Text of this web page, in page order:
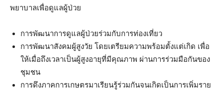
พยาบาลเพื่อดูแลผู้ป่วย
การพัฒนาการดูแลผู้ป่วยร่วมกับการท่องเที่ยว
การพัฒนาสังคมผู้สูงวัย โดยเตรียมความพร้อมตั้งแต่เกิด เพื่อ
ให้เมื่อถึงเวลาเป็นผู้สูงอายุที่มีคุณภาพ ผ่านการร่วมมือกันของ
ชุมชน
การดึงภาคการเกษตรมาเรียนรู้ร่วมกันจนเกิดเป็นการเพิ่มราย